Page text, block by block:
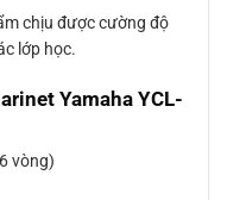
chịu được cường độ
lớp học.
Yamaha YCL-
vòng)